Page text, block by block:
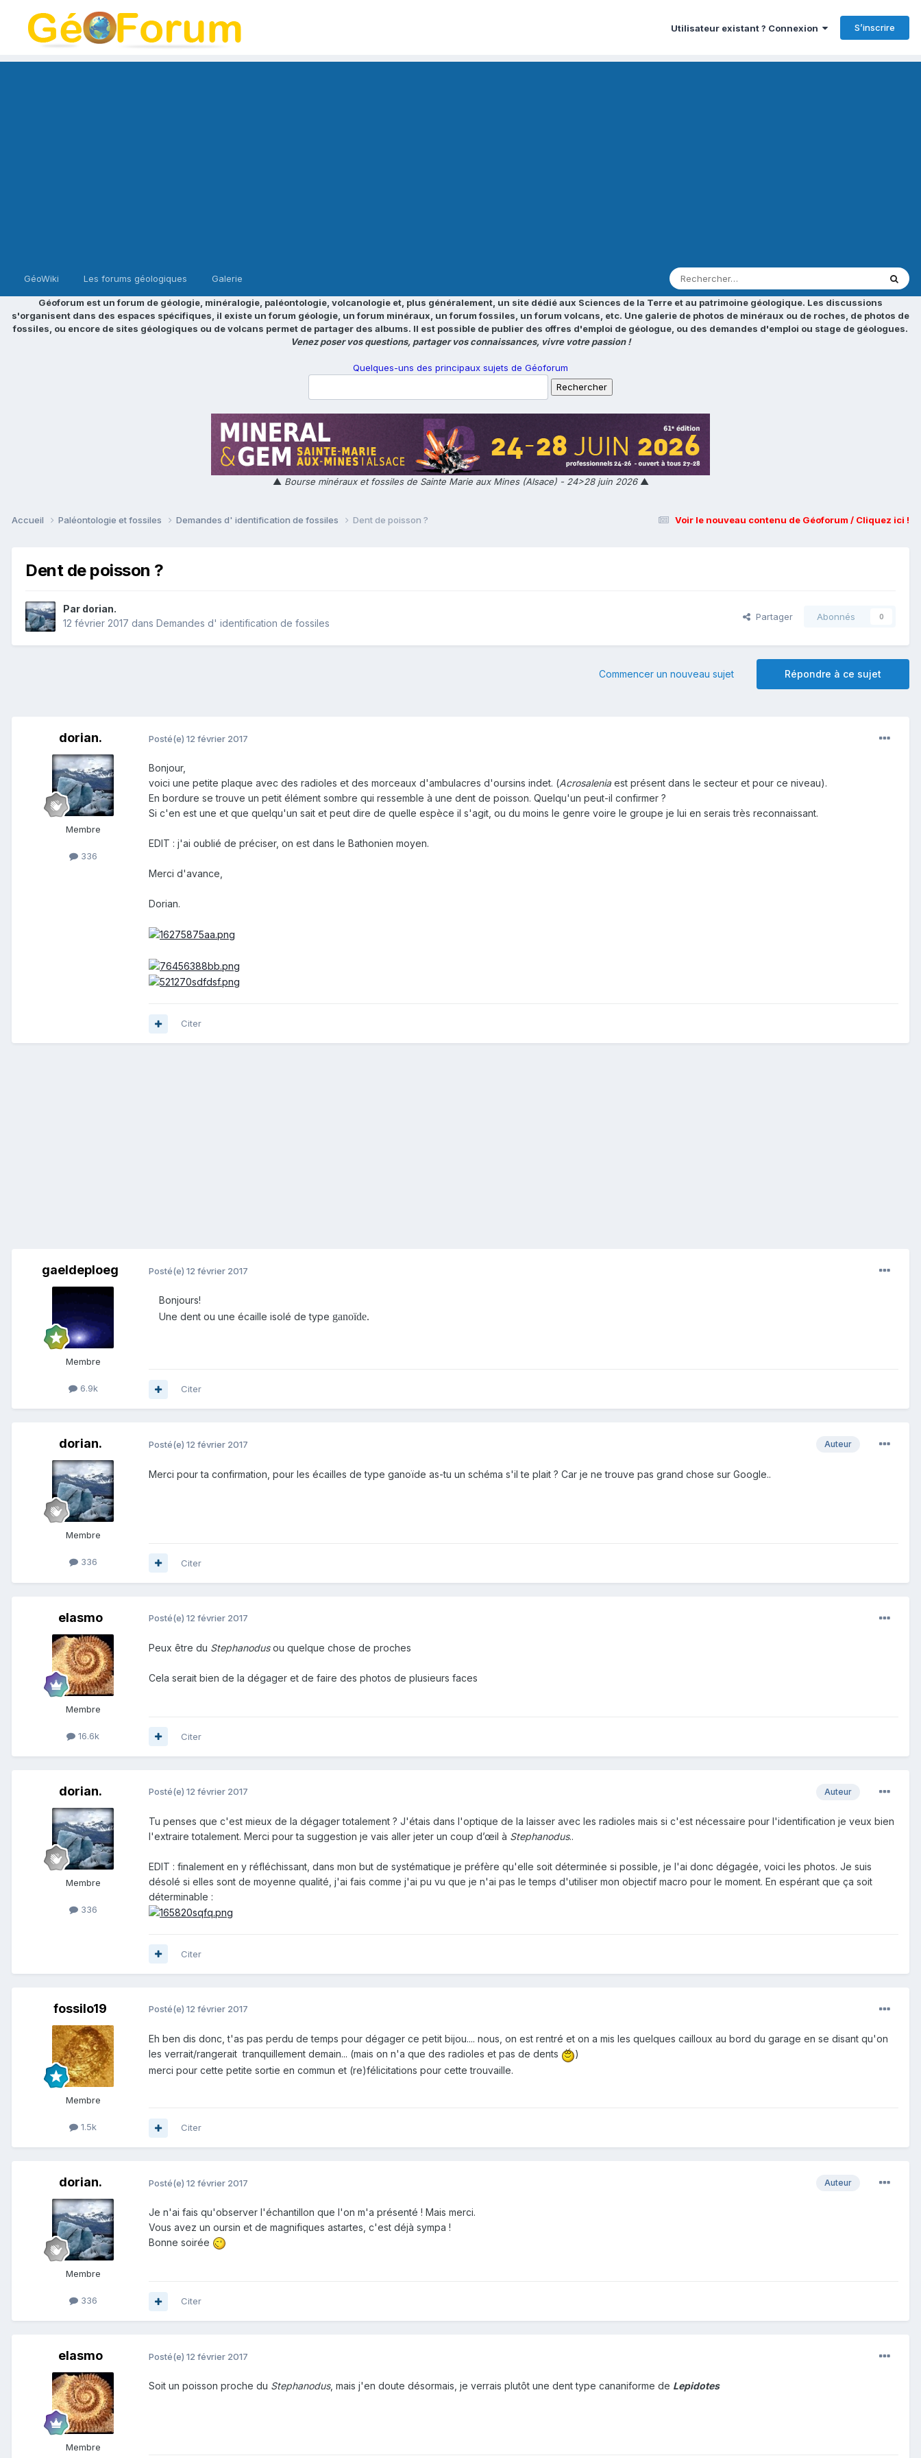
Utilisateur existant ? Connexion S’inscrire
GéoWiki Les forums géologiques Galerie
Géoforum est un forum de géologie, minéralogie, paléontologie, volcanologie et, plus généralement, un site dédié aux Sciences de la Terre et au patrimoine géologique. Les discussions
s'organisent dans des espaces spécifiques, il existe un forum géologie, un forum minéraux, un forum fossiles, un forum volcans, etc. Une galerie de photos de minéraux ou de roches, de photos de
fossiles, ou encore de sites géologiques ou de volcans permet de partager des albums. Il est possible de publier des offres d'emploi de géologue, ou des demandes d'emploi ou stage de géologues.
Venez poser vos questions, partager vos connaissances, vivre votre passion !
Quelques-uns des principaux sujets de Géoforum
▲ Bourse minéraux et fossiles de Sainte Marie aux Mines (Alsace) - 24>28 juin 2026▲
Voir le nouveau contenu de Géoforum / Cliquez ici !
Accueil Paléontologie et fossiles Demandes d' identification de fossiles Dent de poisson ?
Dent de poisson ?
Par dorian.
12 février 2017 dans Demandes d' identification de fossiles
Partager Abonnés 0
Répondre à ce sujet
Commencer un nouveau sujet
dorian.
Membre
336
Posté(e) 12 février 2017
Bonjour,
voici une petite plaque avec des radioles et des morceaux d'ambulacres d'oursins indet. (Acrosalenia est présent dans le secteur et pour ce niveau).
En bordure se trouve un petit élément sombre qui ressemble à une dent de poisson. Quelqu'un peut-il confirmer ?
Si c'en est une et que quelqu'un sait et peut dire de quelle espèce il s'agit, ou du moins le genre voire le groupe je lui en serais très reconnaissant.
EDIT : j'ai oublié de préciser, on est dans le Bathonien moyen.
Merci d'avance,
Dorian.
Citer
gaeldeploeg
Membre
6.9k
Posté(e) 12 février 2017
Bonjours!
Une dent ou une écaille isolé de type ganoïde.
Citer
dorian.
Membre
336
Auteur
Posté(e) 12 février 2017
Merci pour ta confirmation, pour les écailles de type ganoïde as-tu un schéma s'il te plait ? Car je ne trouve pas grand chose sur Google..
Citer
elasmo
Membre
16.6k
Posté(e) 12 février 2017
Peux être du Stephanodusou quelque chose de proches
Cela serait bien de la dégager et de faire des photos de plusieurs faces
Citer
dorian.
Membre
336
Auteur
Posté(e) 12 février 2017
Tu penses que c'est mieux de la dégager totalement ? J'étais dans l'optique de la laisser avec les radioles mais si c'est nécessaire pour l'identification je veux bien
l'extraire totalement. Merci pour ta suggestion je vais aller jeter un coup d’œil à Stephanodus..
EDIT : finalement en y réfléchissant, dans mon but de systématique je préfère qu'elle soit déterminée si possible, je l'ai donc dégagée, voici les photos. Je suis
désolé si elles sont de moyenne qualité, j'ai fais comme j'ai pu vu que je n'ai pas le temps d'utiliser mon objectif macro pour le moment. En espérant que ça soit
déterminable :
Citer
fossilo19
Membre
1.5k
Posté(e) 12 février 2017
Eh ben dis donc, t'as pas perdu de temps pour dégager ce petit bijou.... nous, on est rentré et on a mis les quelques cailloux au bord du garage en se disant qu'on
les verrait/rangerait tranquillement demain... (mais on n'a que des radioles et pas de dents
)
merci pour cette petite sortie en commun et (re)félicitations pour cette trouvaille.
Citer
dorian.
Membre
336
Auteur
Posté(e) 12 février 2017
Je n'ai fais qu'observer l'échantillon que l'on m'a présenté ! Mais merci.
Vous avez un oursin et de magnifiques astartes, c'est déjà sympa !
Bonne soirée
Citer
elasmo
Membre
Posté(e) 12 février 2017
Soit un poisson proche du Stephanodus, mais j'en doute désormais, je verrais plutôt une dent type cananiforme de Lepidotes